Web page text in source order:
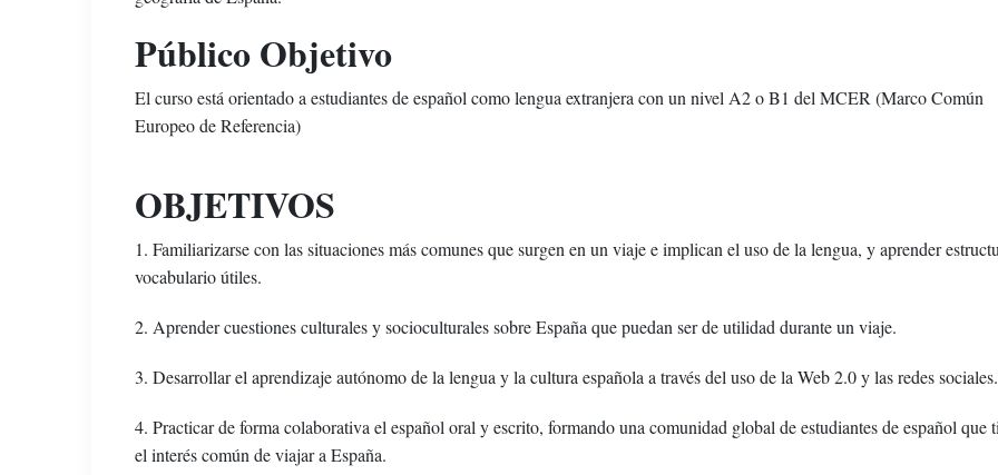
Público Objetivo
El curso está orientado a estudiantes de español como lengua extranjera con un nivel A2 o B1 del MCER (Marco Común
Europeo de Referencia)
OBJETIVOS
1. Familiarizarse con las situaciones más comunes que surgen en un viaje e implican el uso de la lengua, y aprender
vocabulario útiles.
2. Aprender cuestiones culturales y socioculturales sobre España que puedan ser de utilidad durante un viaje.
3. Desarrollar el aprendizaje autónomo de la lengua y la cultura española a través del uso de la Web 2.0 y las redes sociales.
4. Practicar de forma colaborativa el español oral y escrito, formando una comunidad global de estudiantes de español que
el interés común de viajar a España.